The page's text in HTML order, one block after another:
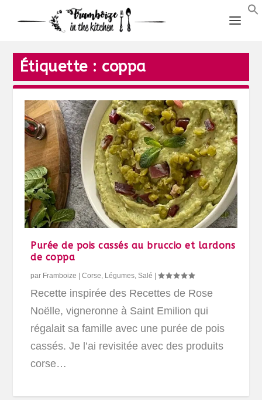
Étiquette : coppa
Purée de pois cassés au bruccio et lardons
de coppa
par Framboize |Corse Légumes ,Salé |
Recette inspirée des Recettes de Rose
Noëlle, vigneronne à Saint Emilion qui
régalait sa famille avec une purée de pois
cassés. Je l’ai revisitée avec des produits
corse…